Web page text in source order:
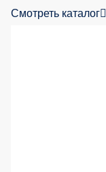
Смотреть каталог